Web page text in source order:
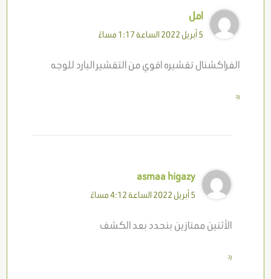
امل
5 أبريل 2022 الساعة 1:17 مساءً
الفراكشنال تقشيره اقوي من التقشير البارد للوجه
رد
asmaa higazy
5 أبريل 2022 الساعة 4:12 مساءً
الأثنين ممتازين بنحدد بعد الكشف
رد